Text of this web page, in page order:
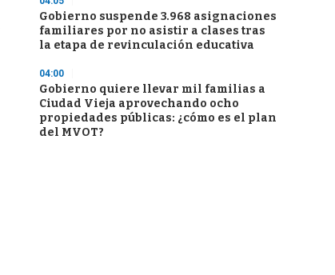
Gobierno suspende 3.968 asignaciones
familiares por no asistir a clases tras
la etapa de revinculación educativa
04:00
Gobierno quiere llevar mil familias a
Ciudad Vieja aprovechando ocho
propiedades públicas: ¿cómo es el plan
del MVOT?